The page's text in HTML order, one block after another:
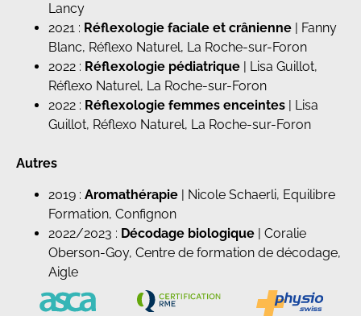
Lancy
2021 : Réflexologie faciale et crânienne | Fanny
Blanc, Réflexo Naturel, La Roche-sur-Foron
2022 : Réflexologie pédiatrique | Lisa Guillot,
Réflexo Naturel, La Roche-sur-Foron
2022 : Réflexologie femmes enceintes | Lisa
Guillot, Réflexo Naturel, La Roche-sur-Foron
Autres
2019 : Aromathérapie | Nicole Schaerli, Equilibre
Formation, Confignon
2022/2023 : Décodage biologique | Coralie
Oberson-Goy, Centre de formation de décodage,
Aigle